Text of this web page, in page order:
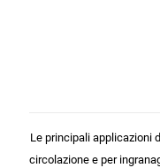
Le principali applicazioni
circolazione e per